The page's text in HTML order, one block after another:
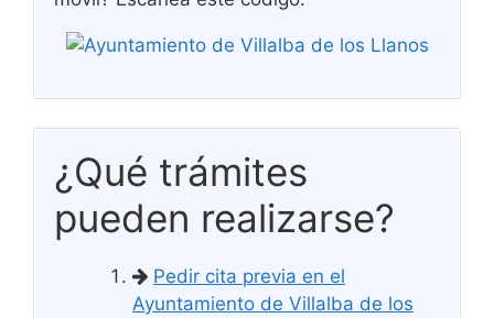
¿Qué trámites
pueden realizarse?
Pedir cita previa en el
Ayuntamiento de Villalba de los